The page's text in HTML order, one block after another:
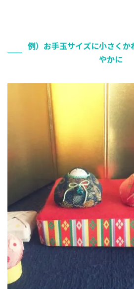
例）お手玉サイズに小さくか
やかに